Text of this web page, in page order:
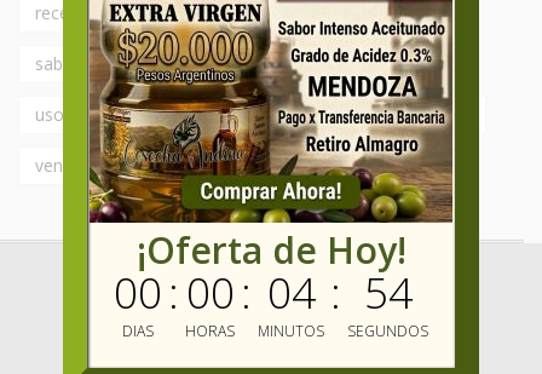
recetas simples revendedores sabor fresco
sabor intenso Saborizados saludable
usos del aceite de oliva variedades varietales
vender aceite de oliva
¡Oferta de Hoy!
00
DIAS
: 00
HORAS
: 04
MINUTOS
: 53
SEGUNDOS